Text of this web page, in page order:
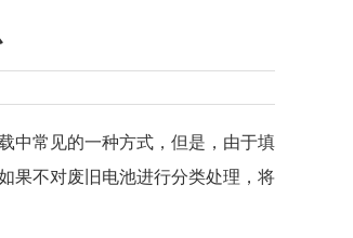
中常见的一种方式，但是，由于填
果不对废旧电池进行分类处理，将